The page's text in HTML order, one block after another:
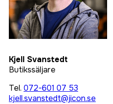
Kjell Svanstedt
Butikssäljare
Tel. 072-601 07 53
kjell.svanstedt@jicon.se